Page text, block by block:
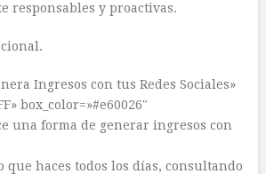
responsables y proactivas.
Ingresos con tus Redes Sociales»
box_color=»#e60026″
una forma de generar ingresos con
que haces todos los días, consultando